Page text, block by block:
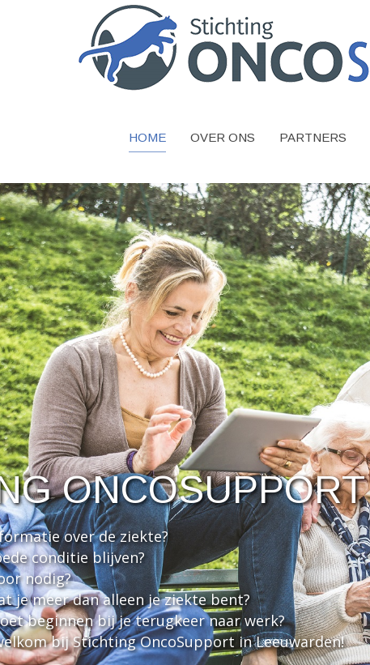
HOME OVER ONS PARTNERS
ONCOSUPPORT
over de ziekte?
conditie blijven?
nodig?
je meer dan alleen je ziekte bent?
beginnen bij je terugkeer naar werk?
bij Stichting OncoSupport in Leeuwarden!